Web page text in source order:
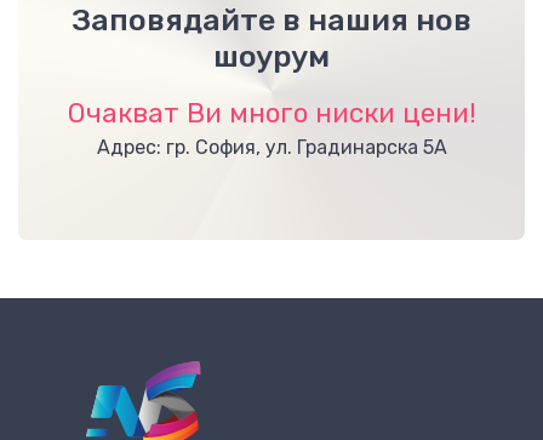
Заповядайте в нашия нов
шоурум
Очакват Ви много ниски цени!
Адрес: гр. София, ул. Градинарска 5А